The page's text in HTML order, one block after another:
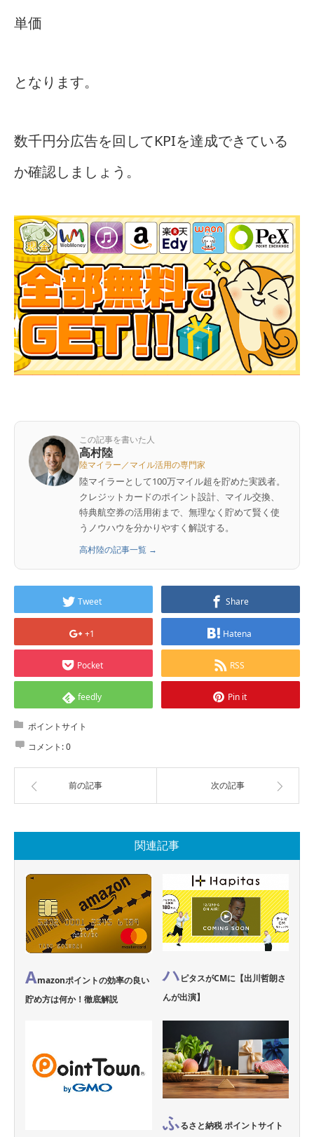
単価
となります。
数千円分広告を回してKPIを達成できている
か確認しましょう。
この記事を書いた人
高村陸
陸マイラー／マイル活用の専門家
陸マイラーとして100万マイル超を貯めた実践者。
クレジットカードのポイント設計、マイル交換、
特典航空券の活用術まで、無理なく貯めて賢く使
うノウハウを分かりやすく解説する。
高村陸の記事一覧 →
Tweet Share
+1 Hatena
Pocket RSS
feedly Pin it
ポイントサイト
コメント:0
前の記事 次の記事
関連記事
Amazonポイントの効率の良い
貯め方は何か！徹底解説
ハピタスがCMに【出川哲朗さ
んが出演】
ふるさと納税 ポイントサイト